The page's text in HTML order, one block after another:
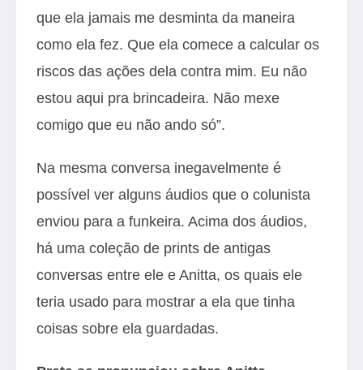
que ela jamais me desminta da maneira
como ela fez. Que ela comece a calcular os
riscos das ações dela contra mim. Eu não
estou aqui pra brincadeira. Não mexe
comigo que eu não ando só”.
Na mesma conversa inegavelmente é
possível ver alguns áudios que o colunista
enviou para a funkeira. Acima dos áudios,
há uma coleção de prints de antigas
conversas entre ele e Anitta, os quais ele
teria usado para mostrar a ela que tinha
coisas sobre ela guardadas.